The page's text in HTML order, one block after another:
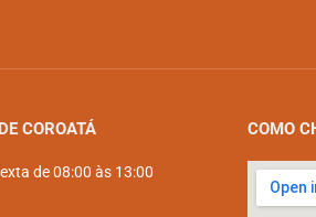
COROATÁ
de 08:00 às 13:00
COMO